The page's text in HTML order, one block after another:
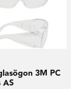
3M PC
AS